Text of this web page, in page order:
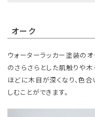
オーク
ウォーターラッカー塗装の
のさらさらとした肌触りや
ほどに木目が深くなり、色
しむことができます。